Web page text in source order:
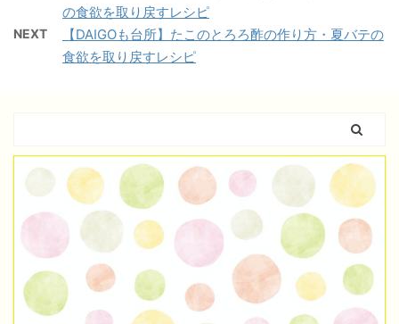
の食欲を取り戻すレシピ
NEXT
【DAIGOも台所】たこのとろろ酢の作り方・夏バテの
食欲を取り戻すレシピ